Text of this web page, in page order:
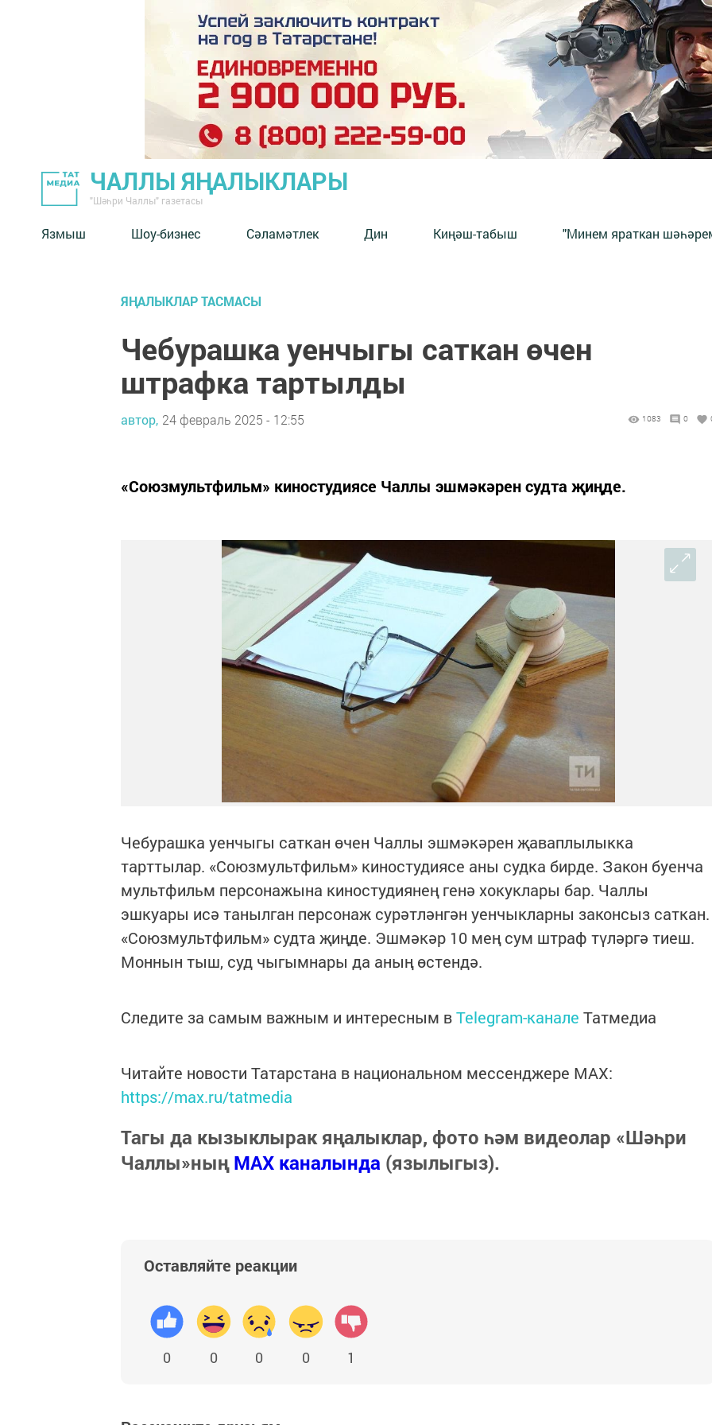
ЧАЛЛЫ ЯҢАЛЫКЛАРЫ
"Шәһри Чаллы" газетасы
Язмыш Шоу-бизнес Сәламәтлек Дин Киңәш-табыш "Минем яраткан
ЯҢАЛЫКЛАР ТАСМАСЫ
Чебурашка уенчыгы саткан өчен
штрафка тартылды
автор, 24 февраль 2025 - 12:55 1083 0
«Союзмультфильм» киностудиясе Чаллы эшмәкәрен судта җиңде.
Чебурашка уенчыгы саткан өчен Чаллы эшмәкәрен җаваплылыкка
тарттылар. «Союзмультфильм» киностудиясе аны судка бирде. Закон буенча
мультфильм персонажына киностудиянең генә хокуклары бар. Чаллы
эшкуары исә танылган персонаж сурәтләнгән уенчыкларны законсыз саткан.
«Союзмультфильм» судта җиңде. Эшмәкәр 10 мең сум штраф түләргә тиеш.
Моннын тыш, суд чыгымнары да аның өстендә.
Следите за самым важным и интересным вTelegram-канале Татмедиа
Читайте новости Татарстана в национальном мессенджере MАХ:
https://max.ru/tatmedia
Тагы да кызыклырак яңалыклар, фото һәм видеолар «Шәһри
Чаллы»ныңMAX каналында (язылыгыз).
Оставляйте реакции
0 0 0 0 1